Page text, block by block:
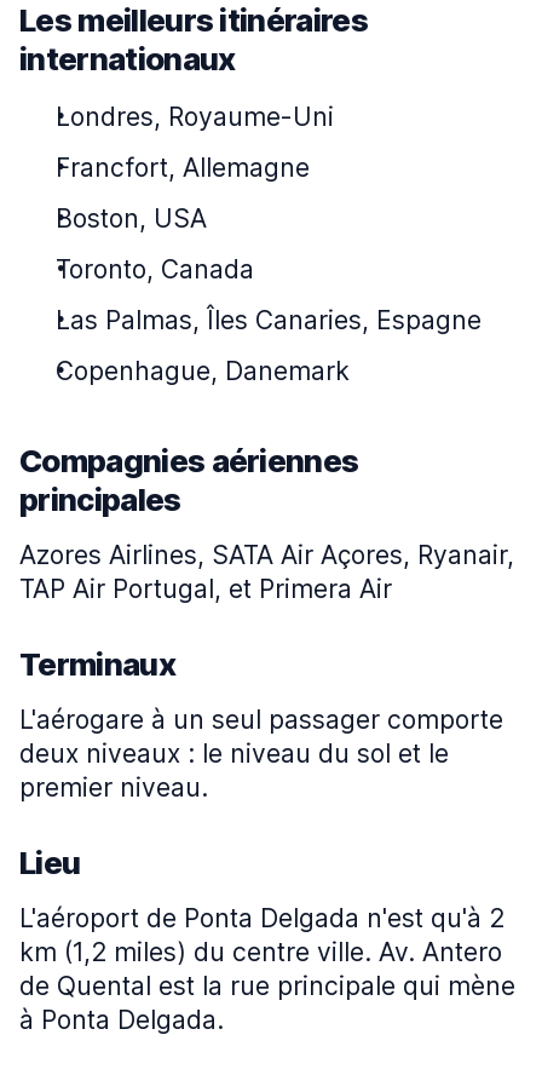
Les meilleurs itinéraires
internationaux
Londres, Royaume-Uni
Francfort, Allemagne
Boston, USA
Toronto, Canada
Las Palmas, Îles Canaries, Espagne
Copenhague, Danemark
Compagnies aériennes
principales
Azores Airlines, SATA Air Açores, Ryanair,
TAP Air Portugal, et Primera Air
Terminaux
L'aérogare à un seul passager comporte
deux niveaux : le niveau du sol et le
premier niveau.
Lieu
L'aéroport de Ponta Delgada n'est qu'à 2
km (1,2 miles) du centre ville. Av. Antero
de Quental est la rue principale qui mène
à Ponta Delgada.